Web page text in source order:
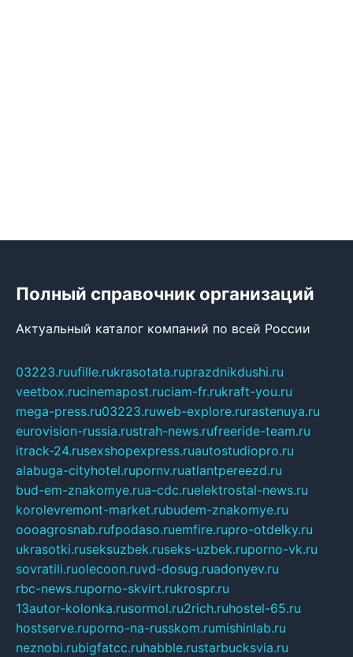
Полный справочник организаций
Актуальный каталог компаний по всей России
03223.ruufille.rukrasotata.ruprazdnikdushi.ru
veetbox.rucinemapost.ruciam-fr.rukraft-you.ru
mega-press.ru03223.ruweb-explore.rurastenuya.ru
eurovision-russia.rustrah-news.rufreeride-team.ru
itrack-24.rusexshopexpress.ruautostudiopro.ru
alabuga-cityhotel.rupornv.ruatlantpereezd.ru
bud-em-znakomye.rua-cdc.ruelektrostal-news.ru
korolevremont-market.rubudem-znakomye.ru
oooagrosnab.rufpodaso.ruemfire.rupro-otdelky.ru
ukrasotki.ruseksuzbek.ruseks-uzbek.ruporno-vk.ru
sovratili.ruolecoon.ruvd-dosug.ruadonyev.ru
rbc-news.ruporno-skvirt.rukrospr.ru
13autor-kolonka.rusormol.ru2rich.ruhostel-65.ru
hostserve.ruporno-na-russkom.rumishinlab.ru
neznobi.rubigfatcc.ruhabble.rustarbucksvia.ru